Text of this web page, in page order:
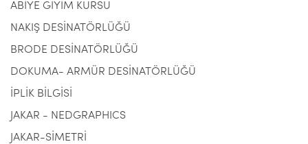
ABİYE GİYİM KURSU
NAKIŞ DESİNATÖRLÜĞÜ
BRODE DESİNATÖRLÜĞÜ
DOKUMA- ARMÜR DESİNATÖRLÜĞÜ
İPLİK BİLGİSİ
JAKAR - NEDGRAPHICS
JAKAR-SİMETRİ